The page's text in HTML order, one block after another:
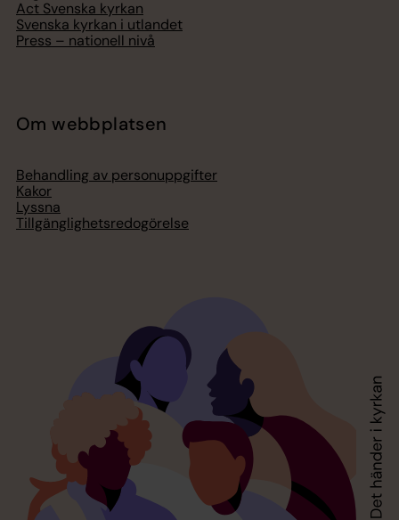
Act Svenska kyrkan
Svenska kyrkan i utlandet
Press – nationell nivå
Om webbplatsen
Behandling av personuppgifter
Kakor
Lyssna
Tillgänglighetsredogörelse